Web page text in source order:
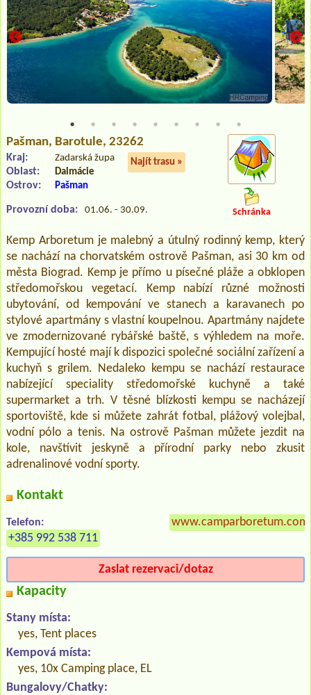
Pašman, Barotule, 23262
Najít trasu »
Kraj: Zadarská župa
Oblast: Dalmácie
Ostrov: Pašman
Provozní doba: 01.06. - 30.09. Schránka
Kemp Arboretum je malebný a útulný rodinný kemp, který
se nachází na chorvatském ostrově Pašman, asi 30 km od
města Biograd. Kemp je přímo u písečné pláže a obklopen
středomořskou vegetací. Kemp nabízí různé možnosti
ubytování, od kempování ve stanech a karavanech po
stylové apartmány s vlastní koupelnou. Apartmány najdete
ve zmodernizované rybářské baště, s výhledem na moře.
Kempující hosté mají k dispozici společné sociální zařízení a
kuchyň s grilem. Nedaleko kempu se nachází restaurace
nabízející speciality středomořské kuchyně a také
supermarket a trh. V těsné blízkosti kempu se nacházejí
sportoviště, kde si můžete zahrát fotbal, plážový volejbal,
vodní pólo a tenis. Na ostrově Pašman můžete jezdit na
kole, navštívit jeskyně a přírodní parky nebo zkusit
adrenalinové vodní sporty.
Kontakt
Telefon:
+385 992 538 711
www.camparboretum.com
Zaslat rezervaci/dotaz
Kapacity
Stany místa:
yes, Tent places
Kempová místa:
yes, 10x Camping place, EL
Bungalovy/Chatky: